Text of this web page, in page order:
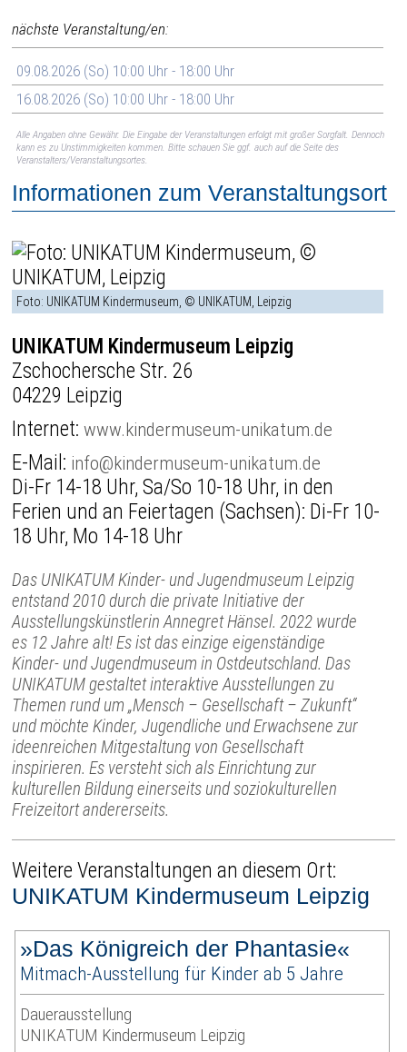
nächste Veranstaltung/en:
09.08.2026 (So) 10:00 Uhr - 18:00 Uhr
16.08.2026 (So) 10:00 Uhr - 18:00 Uhr
Alle Angaben ohne Gewähr. Die Eingabe der Veranstaltungen erfolgt mit großer Sorgfalt. Dennoch
kann es zu Unstimmigkeiten kommen. Bitte schauen Sie ggf. auch auf die Seite des
Veranstalters/Veranstaltungsortes.
Informationen zum Veranstaltungsort
Foto: UNIKATUM Kindermuseum, © UNIKATUM, Leipzig
UNIKATUM Kindermuseum Leipzig
Zschochersche Str. 26
04229 Leipzig
Internet:www.kindermuseum-unikatum.de
E-Mail: info@kindermuseum-unikatum.de
Di-Fr 14-18 Uhr, Sa/So 10-18 Uhr, in den
Ferien und an Feiertagen (Sachsen): Di-Fr 10-
18 Uhr, Mo 14-18 Uhr
Das UNIKATUM Kinder- und Jugendmuseum Leipzig
entstand 2010 durch die private Initiative der
Ausstellungskünstlerin Annegret Hänsel. 2022 wurde
es 12 Jahre alt! Es ist das einzige eigenständige
Kinder- und Jugendmuseum in Ostdeutschland. Das
UNIKATUM gestaltet interaktive Ausstellungen zu
Themen rund um „Mensch – Gesellschaft – Zukunft“
und möchte Kinder, Jugendliche und Erwachsene zur
ideenreichen Mitgestaltung von Gesellschaft
inspirieren. Es versteht sich als Einrichtung zur
kulturellen Bildung einerseits und soziokulturellen
Freizeitort andererseits.
Weitere Veranstaltungen an diesem Ort:
UNIKATUM Kindermuseum Leipzig
»Das Königreich der Phantasie«
Mitmach-Ausstellung für Kinder ab 5 Jahre
Dauerausstellung
UNIKATUM Kindermuseum Leipzig